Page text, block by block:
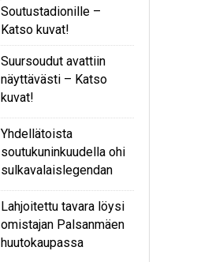
Soutustadionille –
Katso kuvat!
Suursoudut avattiin
näyttävästi – Katso
kuvat!
Yhdellätoista
soutukuninkuudella ohi
sulkavalaislegendan
Lahjoitettu tavara löysi
omistajan Palsanmäen
huutokaupassa